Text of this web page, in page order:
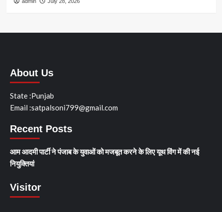
About Us
State :Punjab
Email :satpalsoni799@gmail.com
Recent Posts
आम आदमी पार्टी ने पंजाब के युवाओं को मजबूत करने के लिए यूथ विंग में की नई
नियुक्तियां
Visitor